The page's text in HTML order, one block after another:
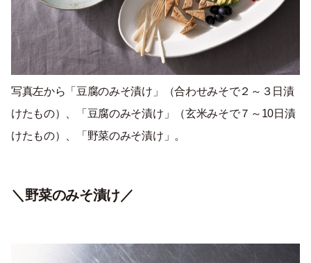
写真左から「豆腐のみそ漬け」（合わせみそで２～３日漬
けたもの）、「豆腐のみそ漬け」（玄米みそで７～10日漬
けたもの）、「野菜のみそ漬け」。
＼野菜のみそ漬け／